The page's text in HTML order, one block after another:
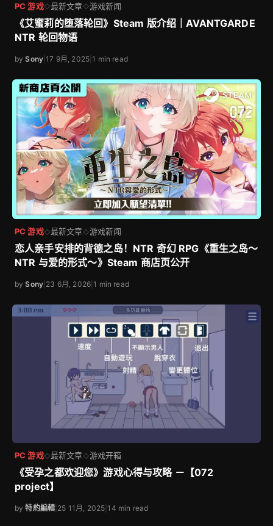
PC 游戏◇最新文章◇游戏新闻
《艾蜜莉的堕落轮回》Steam 版介绍｜AVANTGARDE
NTR 轮回物语
bySony |17 9月, 2025 |1 min read
PC 游戏◇最新文章◇游戏新闻
恋人亲手安排的背德之岛！NTR 奇幻 RPG《重生之岛～
NTR 与爱的形式～》Steam 商店页公开
bySony 23 6月, 2026 |1 min read
PC 游戏◇最新文章◇游戏开箱
《受孕之都欢迎您》游戏心得与攻略 －【072
project】
by特約編輯 25 11月, 2025 |14 min read